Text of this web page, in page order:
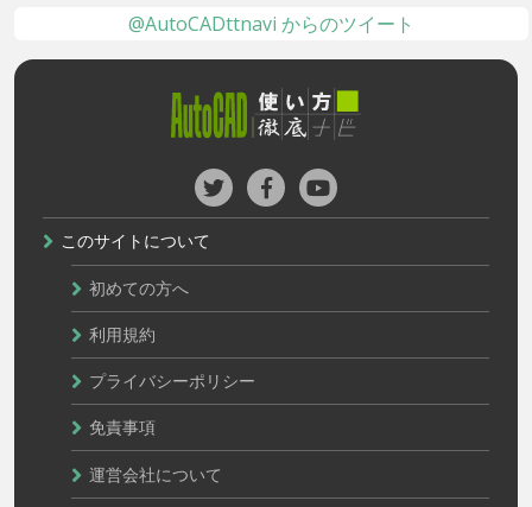
@AutoCADttnavi からのツイート
このサイトについて
初めての方へ
利用規約
プライバシーポリシー
免責事項
運営会社について